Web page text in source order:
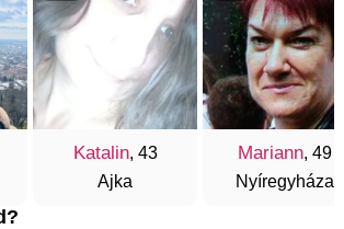
Katalin, 43
Ajka
Mariann, 49
Nyíregyháza